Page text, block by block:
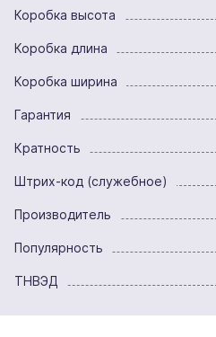
Коробка высота
Коробка длина
Коробка ширина
Гарантия
Кратность
Штрих-код (служебное)
Производитель
Популярность
ТНВЭД